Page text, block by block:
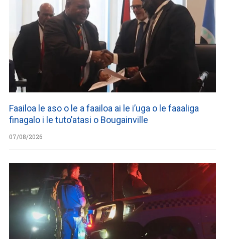
Faailoa le aso o le a faailoa ai le i’uga o le faaaliga
finagalo i le tuto’atasi o Bougainville
07/08/2026